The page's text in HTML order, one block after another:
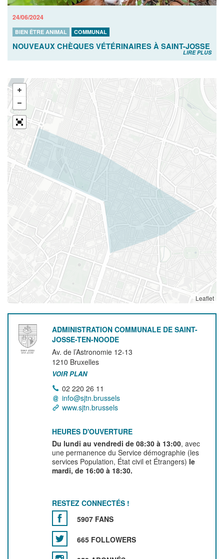
24/06/2024
BIEN ÊTRE ANIMAL COMMUNAL
NOUVEAUX CHÈQUES VÉTÉRINAIRES À SAINT-JOSSE
LIRE PLUS
Leaflet
ADMINISTRATION COMMUNALE DE SAINT-
JOSSE-TEN-NOODE
Av. de l’Astronomie 12-13
1210 Bruxelles
VOIR PLAN
02 220 26 11
info@sjtn.brussels
www.sjtn.brussels
HEURES D'OUVERTURE
Du lundi au vendredi de 08:30 à 13:00, avec
une permanence du Service démographie (les
services Population, État civil et Étrangers) le
mardi, de 16:00 à 18:30.
RESTEZ CONNECTÉS !
5907 FANS
665 FOLLOWERS